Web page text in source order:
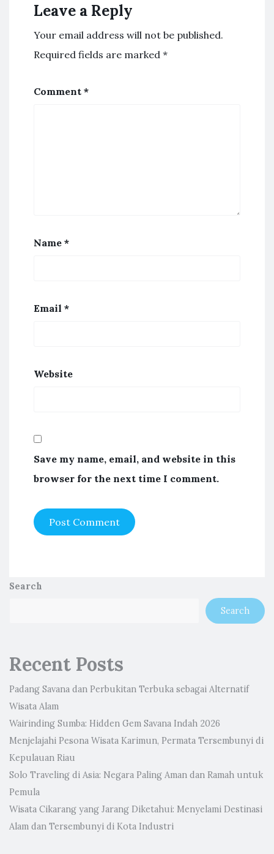
Leave a Reply
Your email address will not be published.
Required fields are marked *
Comment *
Name *
Email *
Website
Save my name, email, and website in this
browser for the next time I comment.
Search
Search
Recent Posts
Padang Savana dan Perbukitan Terbuka sebagai Alternatif
Wisata Alam
Wairinding Sumba: Hidden Gem Savana Indah 2026
Menjelajahi Pesona Wisata Karimun, Permata Tersembunyi di
Kepulauan Riau
Solo Traveling di Asia: Negara Paling Aman dan Ramah untuk
Pemula
Wisata Cikarang yang Jarang Diketahui: Menyelami Destinasi
Alam dan Tersembunyi di Kota Industri